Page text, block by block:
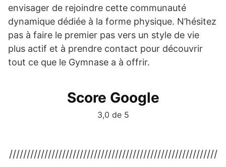
envisager de rejoindre cette communauté
dynamique dédiée à la forme physique. N’hésitez
pas à faire le premier pas vers un style de vie
plus actif et à prendre contact pour découvrir
tout ce que le Gymnase a à offrir.
Score Google
3,0 de 5
///////////////////////////////////////////////////////////